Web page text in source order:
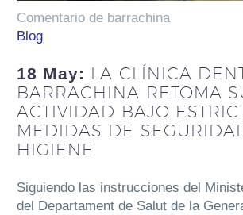
Comentario de barrachina
Blog
18 May: LA CLÍNICA
BARRACHINA RETOMA
ACTIVIDAD BAJO
MEDIDAS DE
HIGIENE
Siguiendo las instrucciones del
del Departament de Salut de la